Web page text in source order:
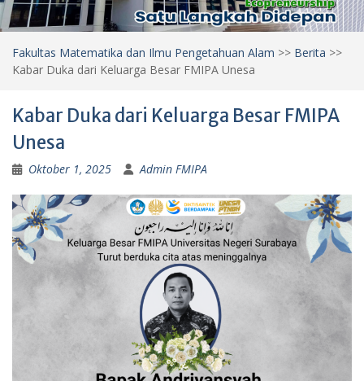
Fakultas Matematika dan Ilmu Pengetahuan Alam >> Berita >>
Kabar Duka dari Keluarga Besar FMIPA Unesa
Kabar Duka dari Keluarga Besar FMIPA
Unesa
Oktober 1, 2025 Admin FMIPA